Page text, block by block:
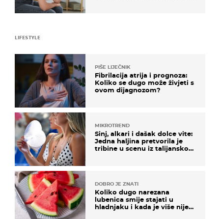
LIFESTYLE
PIŠE LIJEČNIK
Fibrilacija atrija i prognoza:
Koliko se dugo može živjeti s
ovom dijagnozom?
MIKROTREND
Sinj, alkari i dašak dolce vite:
Jedna haljina pretvorila je
tribine u scenu iz talijanskog
DOBRO JE ZNATI
Koliko dugo narezana
lubenica smije stajati u
hladnjaku i kada je više nije